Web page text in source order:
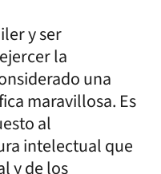
y ser
la
una
maravillosa. Es
al
intelectual que
y de los